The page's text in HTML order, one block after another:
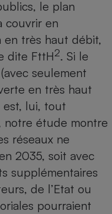
le plan
couvrir en
très haut débit,
dite FttH2. Si le
seulement
en très haut
lui, tout
notre étude montre
réseaux ne
2035, soit avec
supplémentaires
de l’Etat ou
pourraient
Robot ménager